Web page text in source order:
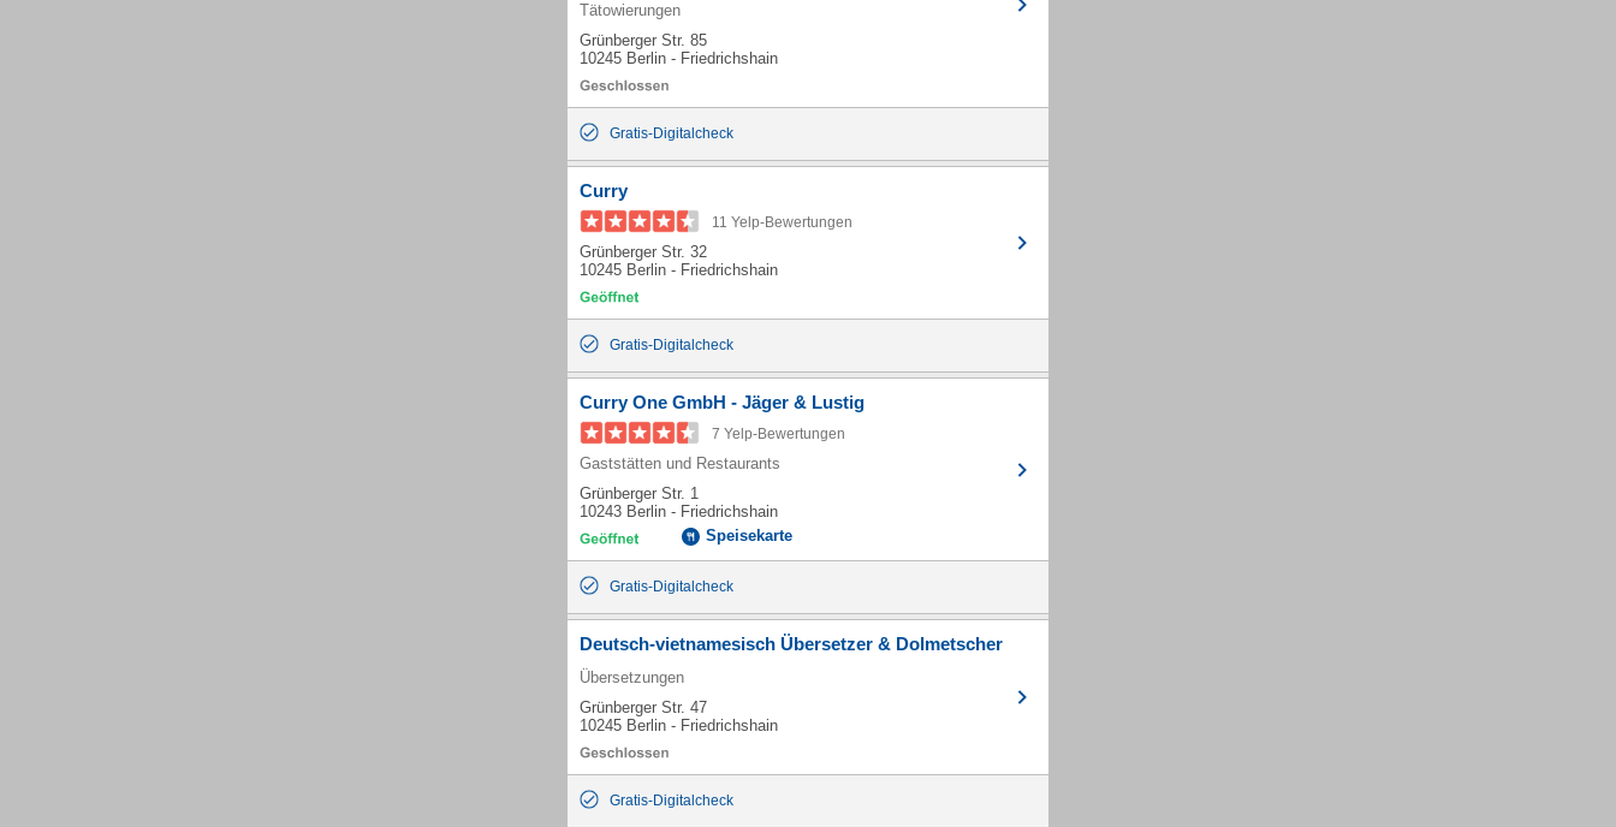
Tätowierungen
Grünberger Str. 85
10245 Berlin - Friedrichshain
Gratis-Digitalcheck
Curry
11 Yelp-Bewertungen
Grünberger Str. 32
10245 Berlin - Friedrichshain
Gratis-Digitalcheck
Curry One GmbH - Jäger & Lustig
7 Yelp-Bewertungen
Gaststätten und Restaurants
Grünberger Str. 1
10243 Berlin - Friedrichshain
Speisekarte
Gratis-Digitalcheck
Deutsch-vietnamesisch Übersetzer & Dolmetscher
Übersetzungen
Grünberger Str. 47
10245 Berlin - Friedrichshain
Gratis-Digitalcheck